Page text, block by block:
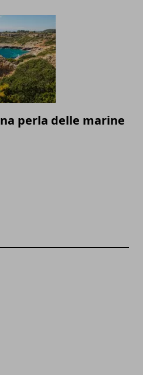
perla delle marine